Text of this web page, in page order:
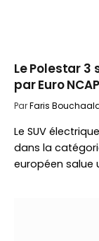
Le Polestar 3
par Euro NCAP
ParFaris
Le SUV
dans la
européen salue